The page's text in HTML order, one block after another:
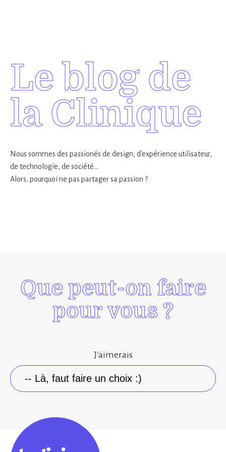
Le blog de
la Clinique
Nous sommes des passionés de design, d'expérience utilisateur,
de technologie, de société...
Alors, pourquoi ne pas partager sa passion ?
Que peut-on faire
pour vous ?
J'aimerais